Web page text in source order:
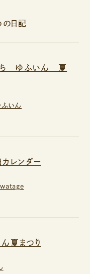
の日記
ち ゆふいん 夏
ふいん
レンダー
watage
ん夏まつり